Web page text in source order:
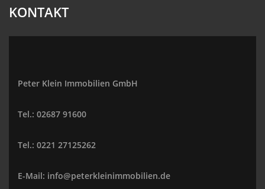
KONTAKT
Peter Klein Immobilien GmbH
Tel.: 02687 91600
Tel.: 0221 27125262
E-Mail: info@peterkleinimmobilien.de